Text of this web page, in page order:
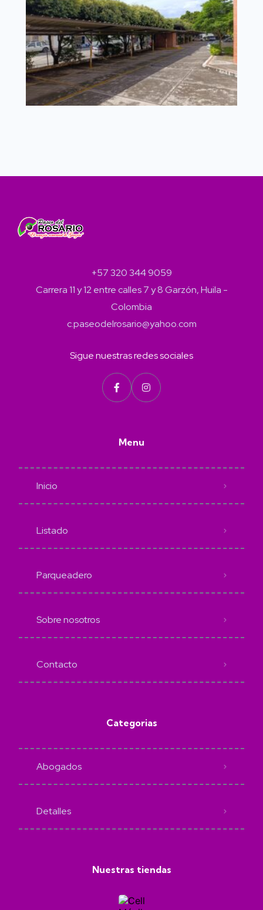
+57 320 344 9059
Carrera 11 y 12 entre calles 7 y 8 Garzón, Huila -
Colombia
c.paseodelrosario@yahoo.com
Sigue nuestras redes sociales
Menu
Inicio
Listado
Parqueadero
Sobre nosotros
Contacto
Categorias
Abogados
Detalles
Nuestras tiendas